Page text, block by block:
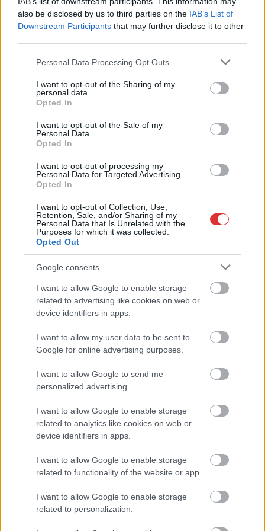
also be disclosed by us to third parties on the IAB’s List of
Downstream Participants that may further disclose it to other
Please note that this website/app uses one or more Google
not limited to your visit or usage behaviour. You may click to
grant or deny consent to Google and its third-party tags to
use your data for below specified purposes in below Google
consent section.
Personal Data Processing Opt Outs
I want to opt-out of the Sharing of my
personal data.
Opted In
I want to opt-out of the Sale of my
Personal Data.
Opted In
I want to opt-out of processing my
Personal Data for Targeted Advertising.
Opted In
I want to opt-out of Collection, Use,
Retention, Sale, and/or Sharing of my
Personal Data that Is Unrelated with the
Purposes for which it was collected.
Opted Out
Google consents
I want to allow Google to enable storage
related to advertising like cookies on web or
device identifiers in apps.
I want to allow my user data to be sent to
Google for online advertising purposes.
I want to allow Google to send me
personalized advertising.
I want to allow Google to enable storage
related to analytics like cookies on web or
device identifiers in apps.
I want to allow Google to enable storage
related to functionality of the website or app.
I want to allow Google to enable storage
related to personalization.
lezárnak a napokban, a közlekedés az átlagost is meghaladó
mértékben lebénul
kimaradás is előfordult
Ön szerint hogy készül a hamisítatlan szolnoki habos isler?
Országos ellenőrzés indult a hazai akkumulátoripari
üzemekben
Az idei év leglassabb növekedését hozta a június a
Györfi Mihály több tucat vállalkozással egyeztetett a
41 fok fölé forrósodott az ország, Szolnokon pedig egy másik
rekord is megdőlt
Egy telefonhívást akart, végül rendőrök vitték el a mezőtúri
A Tisza kormány minisztere újabb nagy változásokról döntött
a közoktatásban – például az iskolaigazgatók visszakapják
munkáltatói jogaikat
Sok volt az igazolatlan hiányzás, Pócs János fizetéslevonást
kapott, más fideszesek még kevesebbet vittek haza
A Szolnok megyei gazdák nagyon nem akarták a JÉGER
további üzemeltetését
Csendélet 5.0: alig balesetveszélyes lépcső és remek
állapotban levő buszmegálló mutatja, hogy Szolnok mennyire
élhető város
Napokon belül megválasztja az új köztársasági elnököt az
Kiterjedt tüzek pusztítanak az országban, köztük Karcagon